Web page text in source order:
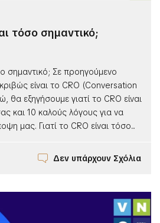
τόσο σημαντικό;
σημαντικό; Σε προηγούμενο
είναι το CRO (Conversation
εξηγήσουμε γιατί το CRO είναι
και 10 καλούς λόγους για να
μας. Γιατί το CRO είναι τόσο...
Δεν υπάρχουν Σχόλια